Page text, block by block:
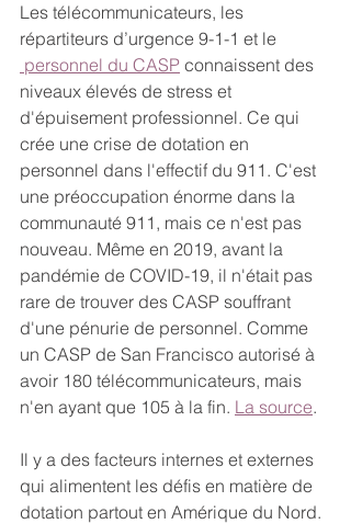
Les télécommunicateurs, les
répartiteurs d’urgence 9-1-1 et le
personnel du CASP connaissent des
niveaux élevés de stress et
d'épuisement professionnel. Ce qui
crée une crise de dotation en
personnel dans l'effectif du 911. C'est
une préoccupation énorme dans la
communauté 911, mais ce n'est pas
nouveau. Même en 2019, avant la
pandémie de COVID-19, il n'était pas
rare de trouver des CASP souffrant
d'une pénurie de personnel. Comme
un CASP de San Francisco autorisé à
avoir 180 télécommunicateurs, mais
n'en ayant que 105 à la fin. La source.
Il y a des facteurs internes et externes
qui alimentent les défis en matière de
dotation partout en Amérique du Nord.